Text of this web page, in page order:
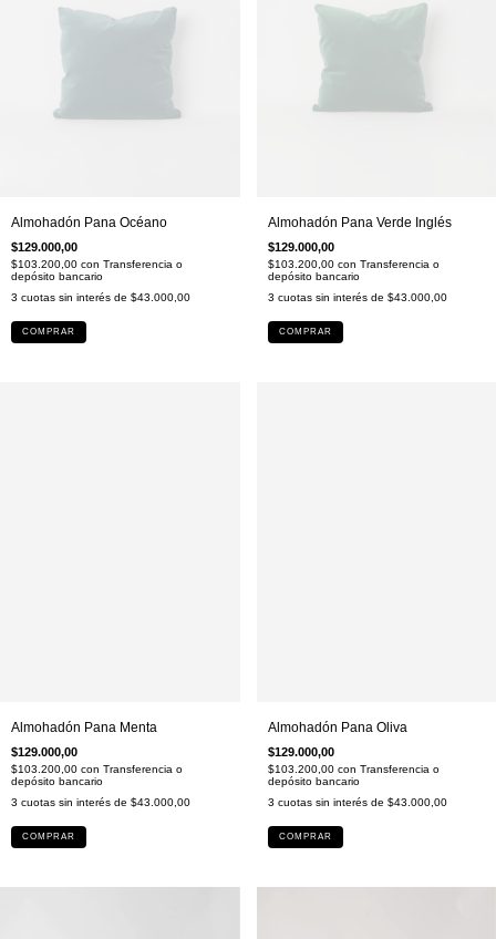
Almohadón Pana Océano
$129.000,00
$103.200,00 con Transferencia o
depósito bancario
3 cuotas sin interés de $43.000,00
COMPRAR
Almohadón Pana Verde Inglés
$129.000,00
$103.200,00 con Transferencia o
depósito bancario
3 cuotas sin interés de $43.000,00
COMPRAR
Almohadón Pana Menta
$129.000,00
$103.200,00 con Transferencia o
depósito bancario
3 cuotas sin interés de $43.000,00
COMPRAR
Almohadón Pana Oliva
$129.000,00
$103.200,00 con Transferencia o
depósito bancario
3 cuotas sin interés de $43.000,00
COMPRAR